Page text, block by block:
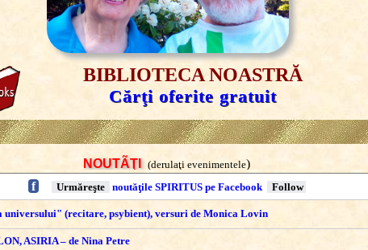
BIBLIOTECA NOASTRĂ
Cărţi oferite gratuit
NOUTÃŢI (derulaţi evenimentele)